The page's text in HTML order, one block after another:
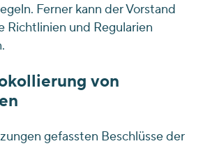
Ferner kann der Vorstand
Richtlinien und Regularien
von
gefassten Beschlüsse der